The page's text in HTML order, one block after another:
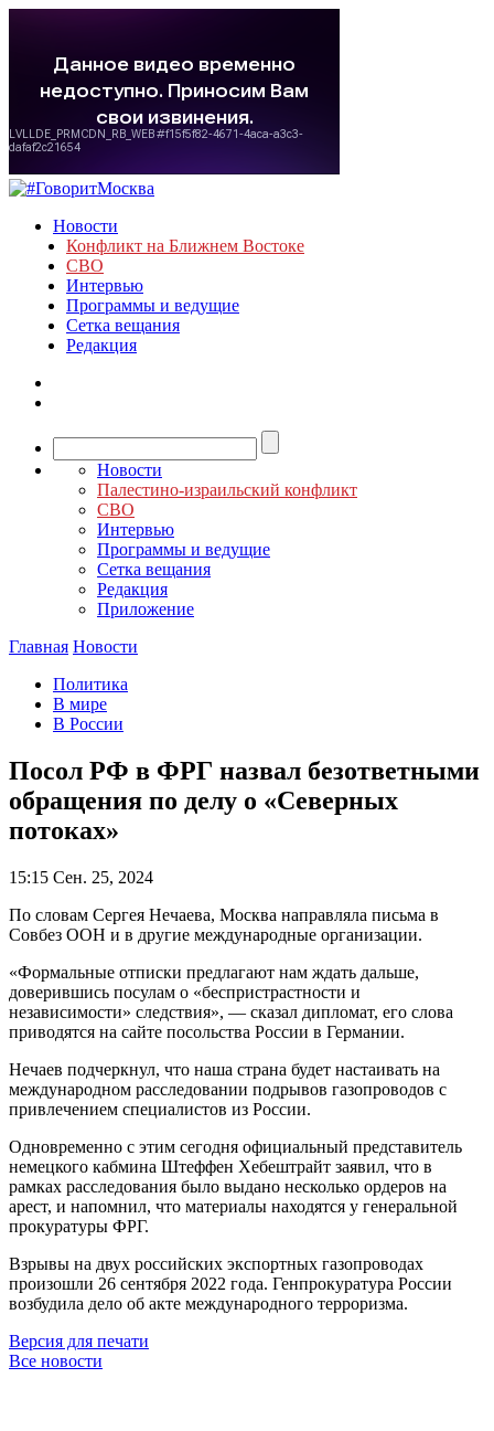
Новости
Конфликт на Ближнем Востоке
СВО
Интервью
Программы и ведущие
Сетка вещания
Редакция
Новости
Палестино-израильский конфликт
СВО
Интервью
Программы и ведущие
Сетка вещания
Редакция
Приложение
Главная Новости
Политика
В мире
В России
Посол РФ в ФРГ назвал безответными
обращения по делу о «Северных
потоках»
15:15 Сен. 25, 2024
По словам Сергея Нечаева, Москва направляла письма в
Совбез ООН и в другие международные организации.
«Формальные отписки предлагают нам ждать дальше,
доверившись посулам о «беспристрастности и
независимости» следствия», — сказал дипломат, его слова
приводятся на сайте посольства России в Германии.
Нечаев подчеркнул, что наша страна будет настаивать на
международном расследовании подрывов газопроводов с
привлечением специалистов из России.
Одновременно с этим сегодня официальный представитель
немецкого кабмина Штеффен Хебештрайт заявил, что в
рамках расследования было выдано несколько ордеров на
арест, и напомнил, что материалы находятся у генеральной
прокуратуры ФРГ.
Взрывы на двух российских экспортных газопроводах
произошли 26 сентября 2022 года. Генпрокуратура России
возбудила дело об акте международного терроризма.
Версия для печати
Все новости